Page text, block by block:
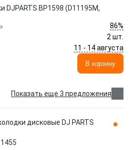
DJPARTS BP1598 (D11195M,
86%
2 шт.
11 - 14 августа
В корзину
Показать еще 3 предложения
дисковые DJ PARTS